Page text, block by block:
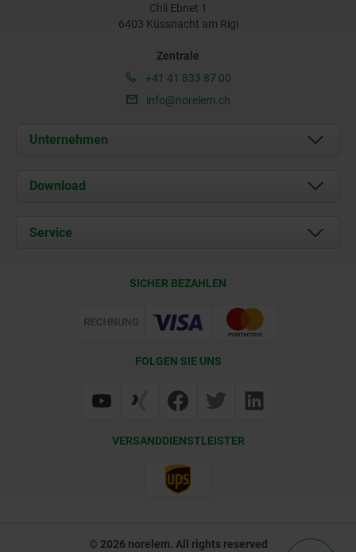
Chli Ebnet 1
6403 Küssnacht am Rigi
Zentrale
+41 41 833 87 00
info@norelem.ch
Unternehmen
Über uns
Kontakt
Download
Service
SICHER BEZAHLEN
FOLGEN SIE UNS
VERSANDDIENSTLEISTER
© 2026 norelem. All rights reserved